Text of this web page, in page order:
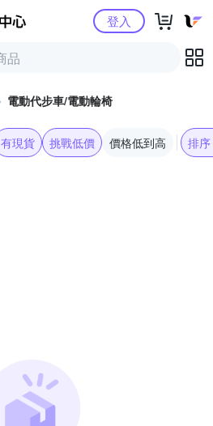
Yahoo購物中心登入
電動代步車/電動輪椅
有現貨 挑戰低價 價格低到高 排序